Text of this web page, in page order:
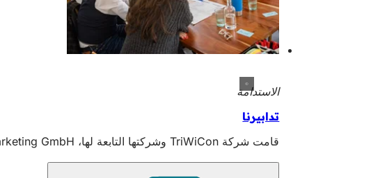
الاستدامة
تدابيرنا
قامت شركة TriWiCon وشركتها التابعة لها، Wiesbaden Congress & Marketing GmbH، بتنفيذ مجموعة واسعة من التدابير في مجال الاستدامة. نظرة عامة.